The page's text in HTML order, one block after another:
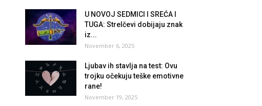
U NOVOJ SEDMICI I SREĆA I
TUGA: Strelčevi dobijaju znak
iz...
November 6, 2025
Ljubav ih stavlja na test: Ovu
trojku očekuju teške emotivne
rane!
November 19, 2025